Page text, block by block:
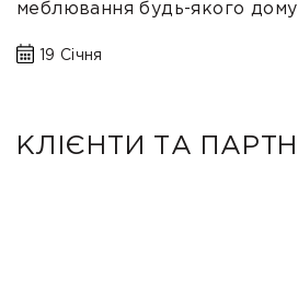
меблювання будь-якого
19 Січня
КЛІЄНТИ ТА